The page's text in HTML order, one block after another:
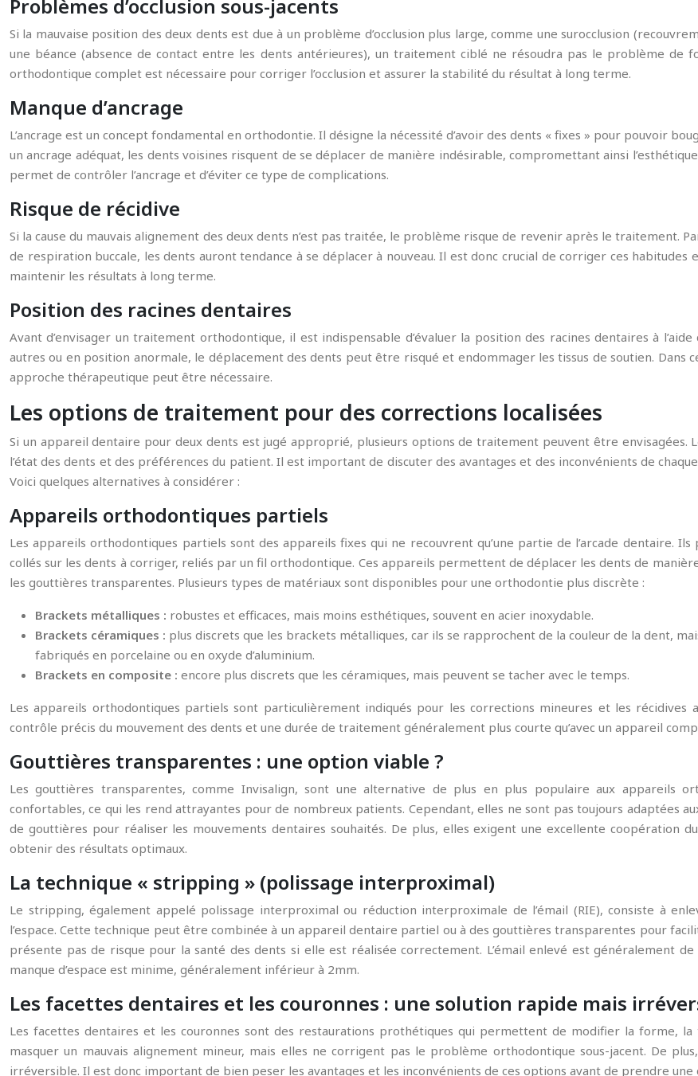
Problèmes d’occlusion sous-jacents
Si la mauvaise position des deux dents est due à un problème d’occlusion plus large, comme une surocclusion
une béance (absence de contact entre les dents antérieures), un traitement ciblé ne résoudra pas le problème de
orthodontique complet est nécessaire pour corriger l’occlusion et assurer la stabilité du résultat à long terme.
Manque d’ancrage
L’ancrage est un concept fondamental en orthodontie. Il désigne la nécessité d’avoir des dents « fixes » pour pouvoir
un ancrage adéquat, les dents voisines risquent de se déplacer de manière indésirable, compromettant ainsi
permet de contrôler l’ancrage et d’éviter ce type de complications.
Risque de récidive
Si la cause du mauvais alignement des deux dents n’est pas traitée, le problème risque de revenir après le traitement.
de respiration buccale, les dents auront tendance à se déplacer à nouveau. Il est donc crucial de corriger ces
maintenir les résultats à long terme.
Position des racines dentaires
Avant d’envisager un traitement orthodontique, il est indispensable d’évaluer la position des racines dentaires à
autres ou en position anormale, le déplacement des dents peut être risqué et endommager les tissus de soutien. Dans
approche thérapeutique peut être nécessaire.
Les options de traitement pour des corrections localisées
Si un appareil dentaire pour deux dents est jugé approprié, plusieurs options de traitement peuvent être envisagées.
l’état des dents et des préférences du patient. Il est important de discuter des avantages et des inconvénients de
Voici quelques alternatives à considérer :
Appareils orthodontiques partiels
Les appareils orthodontiques partiels sont des appareils fixes qui ne recouvrent qu’une partie de l’arcade dentaire.
collés sur les dents à corriger, reliés par un fil orthodontique. Ces appareils permettent de déplacer les dents de
les gouttières transparentes. Plusieurs types de matériaux sont disponibles pour une orthodontie plus discrète :
Brackets métalliques : robustes et efficaces, mais moins esthétiques, souvent en acier inoxydable.
Brackets céramiques : plus discrets que les brackets métalliques, car ils se rapprochent de la couleur de la dent,
fabriqués en porcelaine ou en oxyde d’aluminium.
Brackets en composite : encore plus discrets que les céramiques, mais peuvent se tacher avec le temps.
Les appareils orthodontiques partiels sont particulièrement indiqués pour les corrections mineures et les
contrôle précis du mouvement des dents et une durée de traitement généralement plus courte qu’avec un appareil
Gouttières transparentes : une option viable ?
Les gouttières transparentes, comme Invisalign, sont une alternative de plus en plus populaire aux appareils
confortables, ce qui les rend attrayantes pour de nombreux patients. Cependant, elles ne sont pas toujours adaptées
de gouttières pour réaliser les mouvements dentaires souhaités. De plus, elles exigent une excellente
obtenir des résultats optimaux.
La technique « stripping » (polissage interproximal)
Le stripping, également appelé polissage interproximal ou réduction interproximale de l’émail (RIE), consiste à
l’espace. Cette technique peut être combinée à un appareil dentaire partiel ou à des gouttières transparentes pour
présente pas de risque pour la santé des dents si elle est réalisée correctement. L’émail enlevé est généralement
manque d’espace est minime, généralement inférieur à 2mm.
Les facettes dentaires et les couronnes : une solution rapide mais
Les facettes dentaires et les couronnes sont des restaurations prothétiques qui permettent de modifier la forme,
masquer un mauvais alignement mineur, mais elles ne corrigent pas le problème orthodontique sous-jacent. De
irréversible. Il est donc important de bien peser les avantages et les inconvénients de ces options avant de prendre une